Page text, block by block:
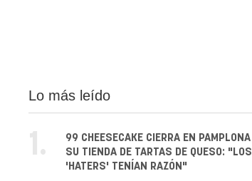
Lo más leído
1.
99 CHEESECAKE CIERRA EN PAMPLONA
SU TIENDA DE TARTAS DE QUESO: "LOS
'HATERS' TENÍAN RAZÓN"